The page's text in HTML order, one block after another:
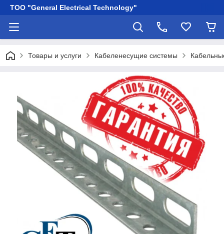
ТОО "General Electrical Technology"
Товары и услуги Кабеленесущие системы